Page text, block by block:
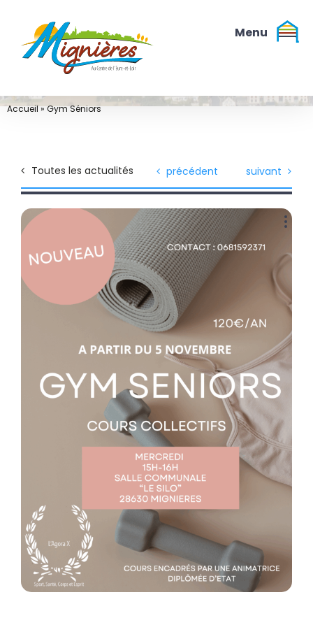
contenu
Accueil»Gym Séniors
Toutes les actualités précédent suivant
Voir
l'image
agrandie